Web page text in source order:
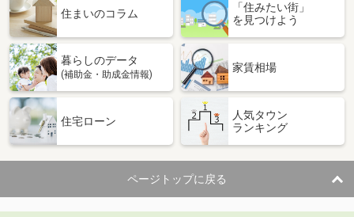
住まいのコラム
「住みたい街」
を見つけよう
暮らしのデータ
(補助金・助成金情報)
家賃相場
住宅ローン
人気タウン
ランキング
ページトップに戻る